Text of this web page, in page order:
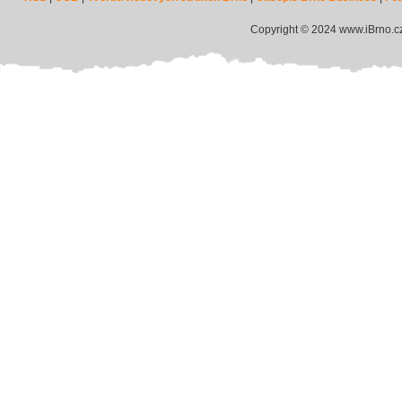
Copyright © 2024